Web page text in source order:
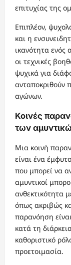
επιτυχίας της
Επιπλέον,
και η
ικανότητα ενός
οι τεχνικές
ψυχικά για
ανταποκριθούν
αγώνων.
Κοινές
των
Μια κοινή
είναι ένα
που μπορεί να
αμυντικοί
ανθεκτικότητα
όπως ακριβώς
παρανόηση
κατά τη
καθοριστικό
προετοιμασία.